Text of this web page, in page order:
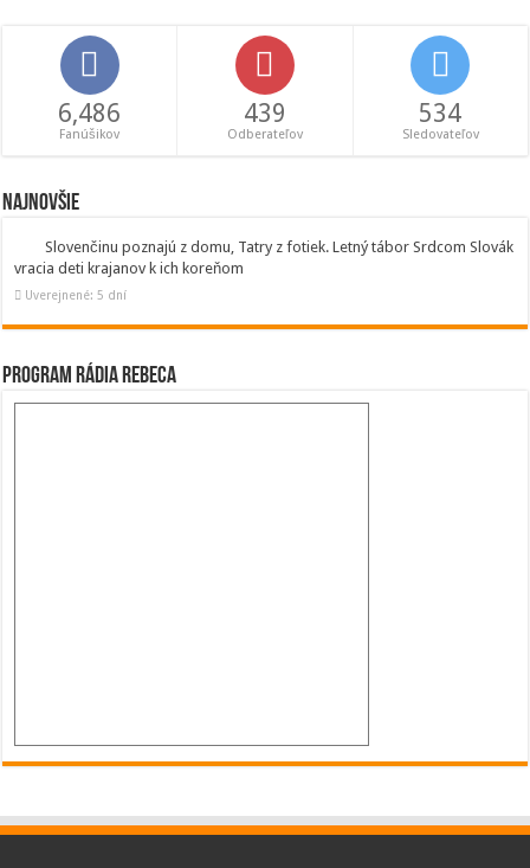
6,486
Fanúšikov
439
Odberateľov
534
Sledovateľov
Najnovšie
Slovenčinu poznajú z domu, Tatry z fotiek. Letný tábor Srdcom Slovák
vracia deti krajanov k ich koreňom
Uverejnené: 5 dní
Program Rádia Rebeca